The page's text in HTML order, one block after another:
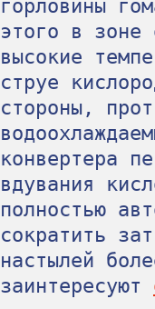
горловины
этого в зоне
высокие
струе
стороны,
конвертера
вдувания
полностью
сократить
настылей
заинтересуют